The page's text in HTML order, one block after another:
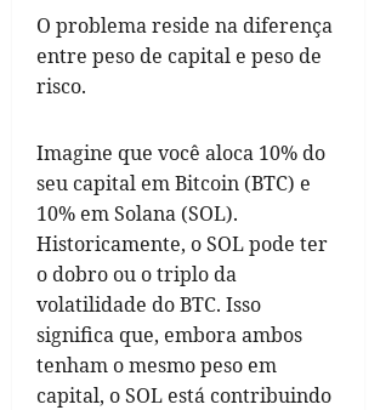
O problema reside na diferença
entre peso de capital e peso de
risco.
Imagine que você aloca 10% do
seu capital em Bitcoin (BTC) e
10% em Solana (SOL).
Historicamente, o SOL pode ter
o dobro ou o triplo da
volatilidade do BTC. Isso
significa que, embora ambos
tenham o mesmo peso em
capital, o SOL está contribuindo